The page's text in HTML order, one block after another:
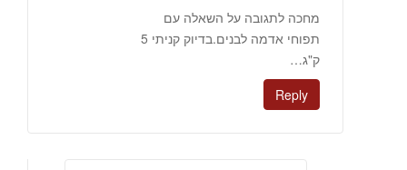
מחכה לתגובה על השאלה עם
תפוחי אדמה לבנים.בדיוק קניתי 5
ק"ג…
Reply